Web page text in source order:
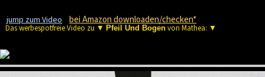
jump zum Video bei Amazon downloaden/checken*
Das werbespotfreie Video zu ▼ Pfeil Und Bogenvon Mathea: ▼